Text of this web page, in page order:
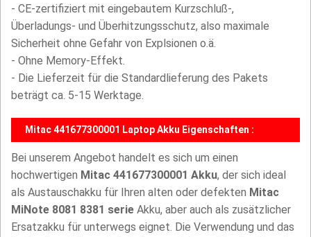
- CE-zertifiziert mit eingebautem Kurzschluß-,
Überladungs- und Überhitzungsschutz, also maximale
Sicherheit ohne Gefahr von Explsionen o.ä.
- Ohne Memory-Effekt.
- Die Lieferzeit für die Standardlieferung des Pakets
beträgt ca. 5-15 Werktage.
Mitac 441677300001 Laptop Akku Eigenschaften :
Bei unserem Angebot handelt es sich um einen
hochwertigen Mitac 441677300001 Akku, der sich ideal
als Austauschakku für Ihren alten oder defekten Mitac
MiNote 8081 8381 serie Akku, aber auch als zusätzlicher
Ersatzakku für unterwegs eignet. Die Verwendung und das